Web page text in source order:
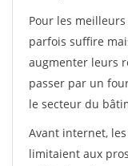
Pour les
parfois suffire
augmenter leurs
passer par un
le secteur du
Avant internet,
limitaient aux